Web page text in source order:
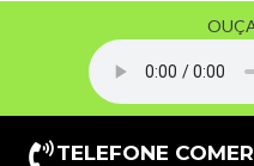
TELEFONE